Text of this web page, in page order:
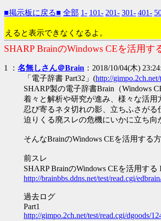
■掲示板に戻る■ 全部 1- 101- 201- 301- 401-
えると表示できなくなるよ。
SHARP BrainのWindows CEを活用す
1 ： 名無しさん＠Brain ：2018/10/04(木)
「電子辞書 Part32」(http://
SHARP製の電子辞書Brain（Windows
着々と解析や研究が進み、様々な活用
忍び寄るネタ切れの影、立ちふさがる
迫りくる廃スレの危機にいかに立ち向
そんなBrainのWindows CEを活用する
前スレ
SHARP BrainのWindows CEを活用する
http://brainbbs.ddns.net/test/read.cgi/
過去ログ
Part1
http://gimpo.2ch.net/test/read.cgi/dgoods/